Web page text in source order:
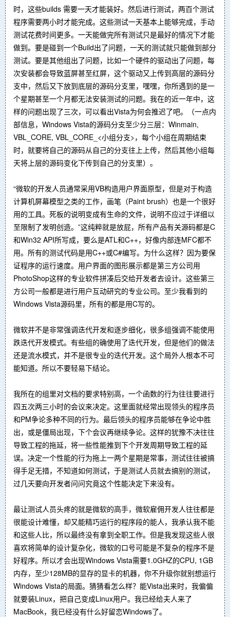
时，这些builds 需要一天才能装好。然后进行测试，两百个测试
程序需要两小时才能完成。这些测试一天基本上能够完成，手动
测试花费时间更多。一天能做完所有测试只是最好的情况下才能
做到。要是碰到一个Build出了问题，一天的测试就只能做到部分
测试。要是其他组出了问题，比如一个硬件的驱动出了问题，每
次安装都会导致蓝屏甚至红屏，这个驱动又上传到高层的源码分
支中，然后又下放到底层的源码分支里，嘿嘿，你所遇到的是一
个星期甚至一个月都无法安装测试的问题。我在的近一年中，这
样的问题出现了三次，可以看出Vista为何会推迟了吧。（一点内
部信息，Windows Vista的源码分支至少分三层：Winmain,
VBL_CORE, VBL_CORE_<小组分支>，每个小组在周期结束
时，就要将自己的源码从自己的分支往上上传，然后其他小组每
天将上层的源码变化下传到自己的分支里）。
“微软的开发人员通常采用VB构造用户界面原型，但是对于构造
计算机屏幕模型之类的工作，画笔（Paint brush）也是一个很好
用的工具。死板的说明变成有生命的文件，说明不应过于详细以
至限制了发明创造。”这纯粹就是放屁，所有产品有关源码都是C
和Win32 API所写成，要么是ATL和C++，好像内部连MFC都不
用。所有的测试代码是用C++或C#编写。为什么这样？因为要保
证程序的运行速度。用户界面的图形展示都是第三方公司用
PhotoShop这样的专业软件拼凑后交给开发者去设计。这些第三
方公司一般都是进行用户互动研究的专业公司。至少我看到的
Windows Vista源码里，所有的都是用C写的。
微软并不是非常强调迭代开发和逐步细化，很多组强调不能使用
跌迭代开发模式。有些组的确使用了迭代开发，但是他们的做法
还是流水模式，并不是很专业的迭代开发。这个局外人根本不可
能知道。所以不要轻易下结论。
我所在的组里对文档的要求特别高，一个函数的行为往往要进行
四五次两三小时的会议来决定。这里面就经常出现领头的程序员
和PM争论多种不同的行为。最后领头的程序员能够在争论中胜
出，或是僵局出现，下个会议再继续争论。这样的犹豫不决往往
导致工程的拖延，将一些性能推到下个开发周期导致工程的延
误。决定一个性能的行为拖上一两个星期是常事，测试往往被搞
得手足无措，不知道如何测试，于是测试人员就去搞别的测试，
过几天要向开发者问问究竟这个性能决定下来没有。
最让测试人员头疼的就是微软的高手，微软雇佣开发人往往都是
很能设计难懂，却又能精巧运行的程序段的能人，我承认我不能
和这些人比，所以最终没有拿到全职工作。但是我发现这些人很
喜欢将简单的设计复杂化，微软的口号可能是不复杂的程序不是
好程序。所以才会出现Windows Vista需要1.0GHZ的CPU, 1GB
内存，至少128MB的显存的显卡的机器，你不升级你就别想运行
Windows Vista的局面。猜猜看怎么样？能Vista出来时，我偏偏
就要装Linux，把自己变成Linux用户。我已经给夫人来了
MacBook，我已经没有什么好留恋Windows了。